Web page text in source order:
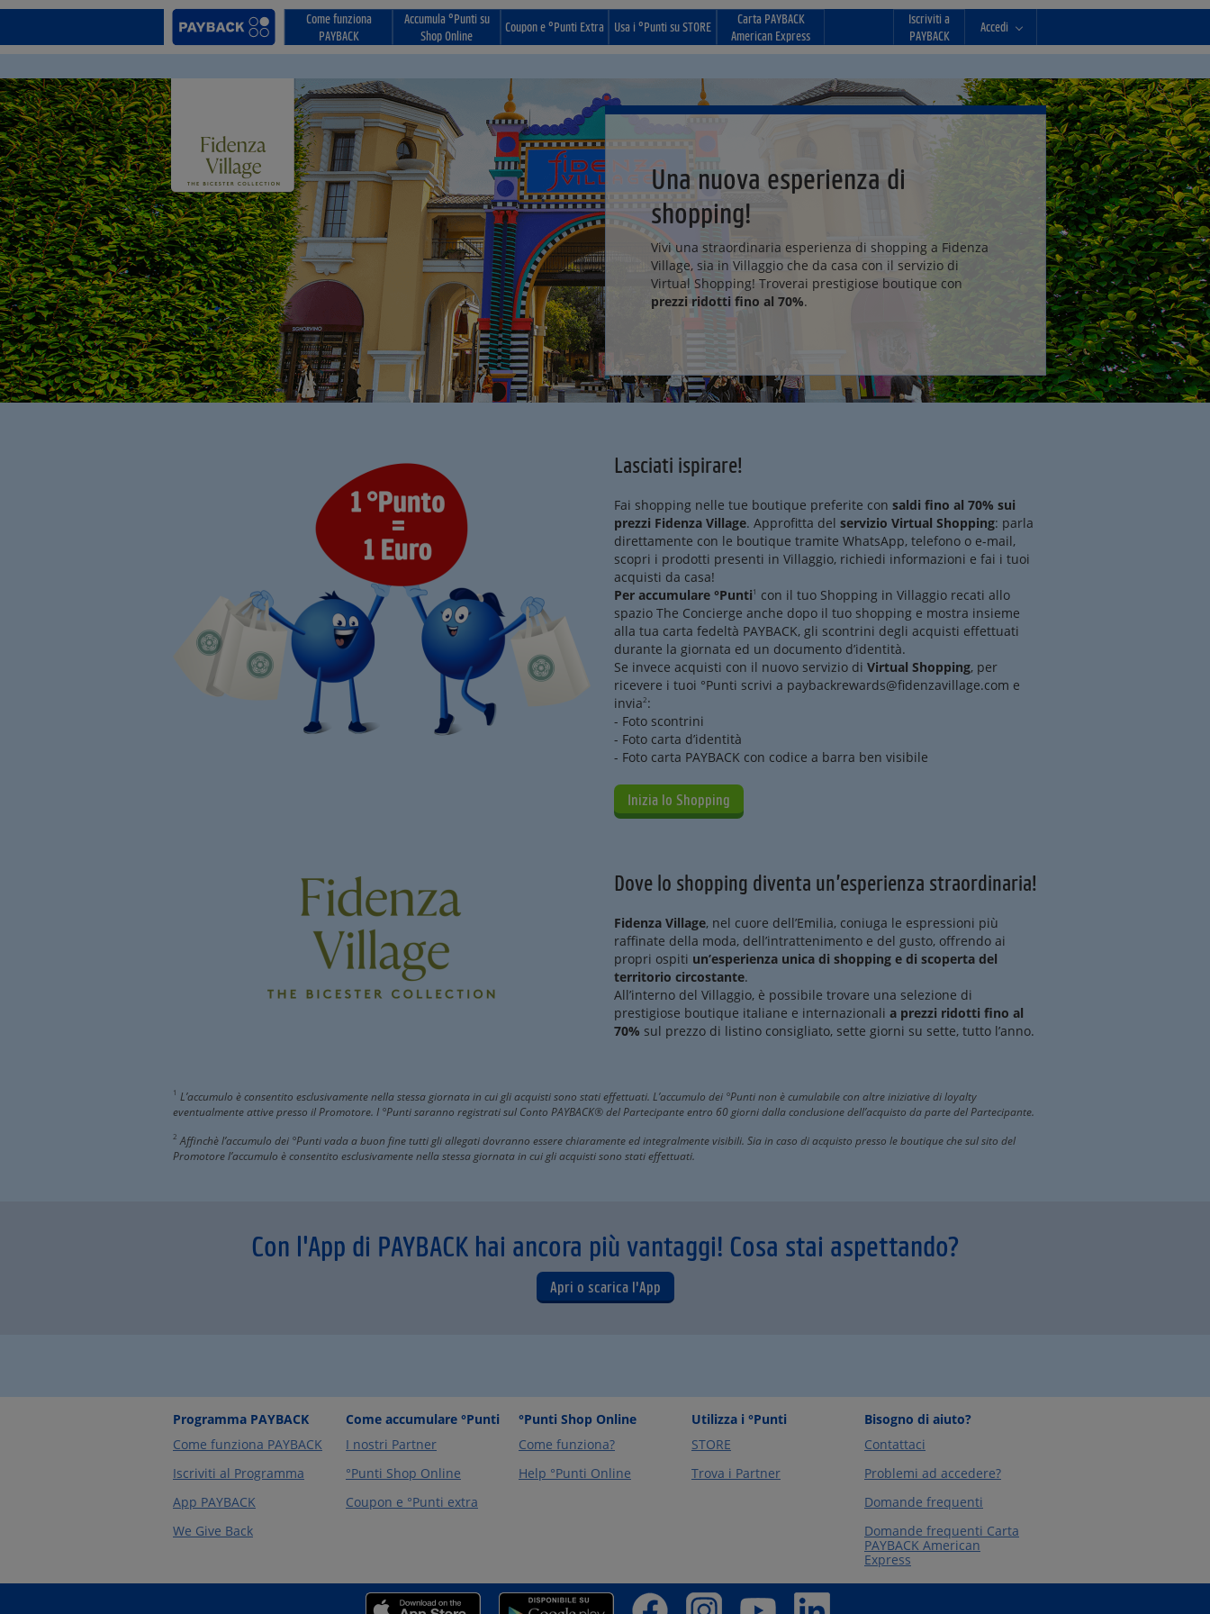
Come funziona
PAYBACK
Accumula °Punti su
Shop Online
Coupon e °Punti Extra Usa i °Punti su STORE
Carta PAYBACK
American Express
Iscriviti a
PAYBACK
Accedi
Una nuova esperienza di
shopping!
Vivi una straordinaria esperienza di shopping a Fidenza
Village, sia in Villaggio che da casa con il servizio di
Virtual Shopping! Troverai prestigiose boutique con
prezzi ridotti fino al 70%.
Lasciati ispirare!
Fai shopping nelle tue boutique preferite con saldi fino al 70% sui
prezzi Fidenza Village. Approfitta del servizio Virtual Shopping: parla
direttamente con le boutique tramite WhatsApp, telefono o e-mail,
scopri i prodotti presenti in Villaggio, richiedi informazioni e fai i tuoi
acquisti da casa!
Per accumulare °Punti1
con il tuo Shopping in Villaggio recati allo
spazio The Concierge anche dopo il tuo shopping e mostra insieme
alla tua carta fedeltà PAYBACK, gli scontrini degli acquisti effettuati
durante la giornata ed un documento d’identità.
Se invece acquisti con il nuovo servizio di Virtual Shopping, per
ricevere i tuoi °Punti scrivi a paybackrewards@fidenzavillage.com e
invia2:
- Foto scontrini
- Foto carta d’identità
- Foto carta PAYBACK con codice a barra ben visibile
Inizia lo Shopping
Dove lo shopping diventa un’esperienza straordinaria!
Fidenza Village, nel cuore dell’Emilia, coniuga le espressioni più
raffinate della moda, dell’intrattenimento e del gusto, offrendo ai
propri ospiti un’esperienza unica di shopping e di scoperta del
territorio circostante.
All’interno del Villaggio, è possibile trovare una selezione di
prestigiose boutique italiane e internazionali a prezzi ridotti fino al
70% sul prezzo di listino consigliato, sette giorni su sette, tutto l’anno.
1 L’accumulo è consentito esclusivamente nella stessa giornata in cui gli acquisti sono stati effettuati. L’accumulo dei °Punti non è cumulabile con altre iniziative di loyalty
eventualmente attive presso il Promotore. I °Punti saranno registrati sul Conto PAYBACK® del Partecipante entro 60 giorni dalla conclusione dell’acquisto da parte del Partecipante.
2 Affinchè l’accumulo dei °Punti vada a buon fine tutti gli allegati dovranno essere chiaramente ed integralmente visibili. Sia in caso di acquisto presso le boutique che sul sito del
Promotore l’accumulo è consentito esclusivamente nella stessa giornata in cui gli acquisti sono stati effettuati.
Con l'App di PAYBACK hai ancora più vantaggi! Cosa stai aspettando?
Apri o scarica l'App
Programma PAYBACK
Come funziona PAYBACK
Iscriviti al Programma
App PAYBACK
We Give Back
Come accumulare °Punti
I nostri Partner
°Punti Shop Online
Coupon e °Punti extra
°Punti Shop Online
Come funziona?
Help °Punti Online
Utilizza i °Punti
STORE
Trova i Partner
Bisogno di aiuto?
Contattaci
Problemi ad accedere?
Domande frequenti
Domande frequenti Carta
PAYBACK American
Express